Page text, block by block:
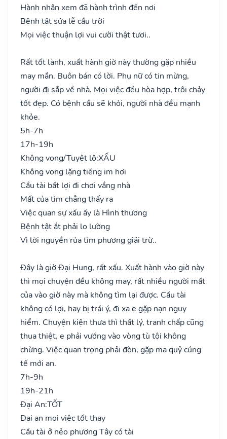
Hành nhân xem đã hành trình đến nơi
Bệnh tật sửa lễ cầu trời
Mọi việc thuận lợi vui cười thật tươi..
Rất tốt lành, xuất hành giờ này thường gặp nhiều
may mắn. Buôn bán có lời. Phụ nữ có tin mừng,
người đi sắp về nhà. Mọi việc đều hòa hợp, trôi chảy
tốt đẹp. Có bệnh cầu sẽ khỏi, người nhà đều mạnh
khỏe.
5h-7h
17h-19h
Không vong/Tuyệt lộ:XẤU
Không vong lặng tiếng im hơi
Cầu tài bất lợi đi chơi vắng nhà
Mất của tìm chẳng thấy ra
Việc quan sự xấu ấy là Hình thương
Bệnh tật ắt phải lo lường
Vì lời nguyền rủa tìm phương giải trừ..
Đây là giờ Đại Hung, rất xấu. Xuất hành vào giờ này
thì mọi chuyện đều không may, rất nhiều người mất
của vào giờ này mà không tìm lại được. Cầu tài
không có lợi, hay bị trái ý, đi xa e gặp nạn nguy
hiểm. Chuyện kiện thưa thì thất lý, tranh chấp cũng
thua thiệt, e phải vướng vào vòng tù tội không
chừng. Việc quan trọng phải đòn, gặp ma quỷ cúng
tế mới an.
7h-9h
19h-21h
Đại An:TỐT
Đại an mọi việc tốt thay
Cầu tài ở nẻo phương Tây có tài